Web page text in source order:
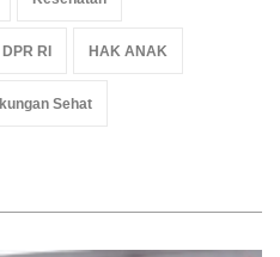
RI HAK ANAK
Sehat